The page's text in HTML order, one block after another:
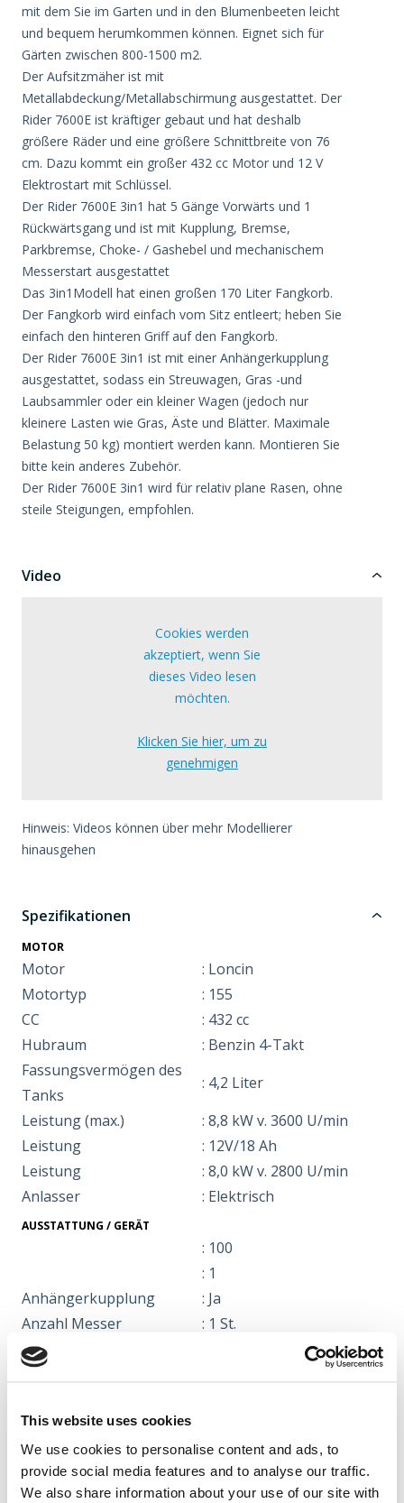
This website uses cookies
We use cookies to personalise content and ads, to
provide social media features and to analyse our traffic.
We also share information about your use of our site with
mit dem Sie im Garten und in den Blumenbeeten leicht
und bequem herumkommen können. Eignet sich für
Gärten zwischen 800-1500 m2.
Der Aufsitzmäher ist mit
Metallabdeckung/Metallabschirmung ausgestattet. Der
Rider 7600E ist kräftiger gebaut und hat deshalb
größere Räder und eine größere Schnittbreite von 76
cm. Dazu kommt ein großer 432 cc Motor und 12 V
Elektrostart mit Schlüssel.
Der Rider 7600E 3in1 hat 5 Gänge Vorwärts und 1
Rückwärtsgang und ist mit Kupplung, Bremse,
Parkbremse, Choke- / Gashebel und mechanischem
Messerstart ausgestattet
Das 3in1Modell hat einen großen 170 Liter Fangkorb.
Der Fangkorb wird einfach vom Sitz entleert; heben Sie
einfach den hinteren Griff auf den Fangkorb.
Der Rider 7600E 3in1 ist mit einer Anhängerkupplung
ausgestattet, sodass ein Streuwagen, Gras -und
Laubsammler oder ein kleiner Wagen (jedoch nur
kleinere Lasten wie Gras, Äste und Blätter. Maximale
Belastung 50 kg) montiert werden kann. Montieren Sie
bitte kein anderes Zubehör.
Der Rider 7600E 3in1 wird für relativ plane Rasen, ohne
steile Steigungen, empfohlen.
Video
Cookies werden
akzeptiert, wenn Sie
dieses Video lesen
möchten.
Klicken Sie hier, um zu
genehmigen
Hinweis: Videos können über mehr Modellierer
hinausgehen
Spezifikationen
MOTOR
Motor
: Loncin
Motortyp
: 155
CC
: 432 cc
Hubraum
: Benzin 4-Takt
Fassungsvermögen des
Tanks
: 4,2 Liter
Leistung (max.)
: 8,8 kW v. 3600 U/min
Leistung
: 12V/18 Ah
Leistung
: 8,0 kW v. 2800 U/min
Anlasser
: Elektrisch
AUSSTATTUNG / GERÄT
: 100
: 1
Anhängerkupplung
: Ja
Anzahl Messer
: 1 St.
Auffangbehälter
Benzin/Diesel
Getriebe
Große Gummiräder
: Aufblasbarer
Gummireifen/Luft-